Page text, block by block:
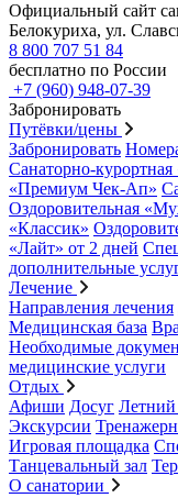
Официальный сайт
Белокуриха, ул.
8 800 707 51 84
бесплатно по России
+7 (960) 948-07-39
Забронировать
Путёвки/цены
Забронировать
Санаторно-курортная
«Премиум Чек-Ап»
Оздоровительная
«Классик»
«Лайт» от 2 дней
дополнительные
Лечение
Направления лечения
Медицинская база
Необходимые
медицинские услуги
Отдых
Афиши Досуг Летний
Экскурсии
Игровая площадка
Танцевальный зал
О санатории